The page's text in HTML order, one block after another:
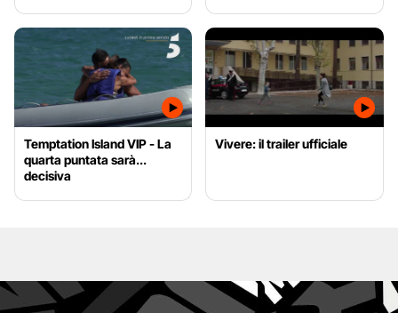
Temptation Island VIP - La
quarta puntata sarà...
decisiva
Vivere: il trailer ufficiale